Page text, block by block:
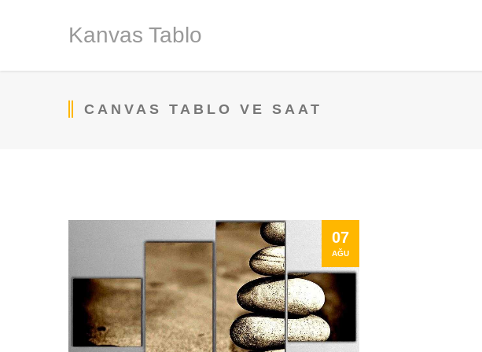
Kanvas Tablo
CANVAS TABLO VE SAAT
07
AĞU